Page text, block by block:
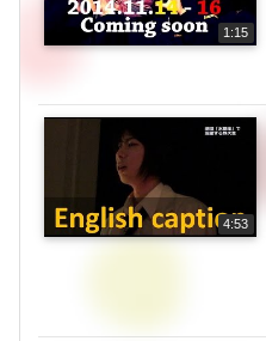
1:15
4:53